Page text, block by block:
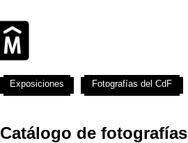
Catálogo de fotografías
Exposiciones Fotografías del CdF